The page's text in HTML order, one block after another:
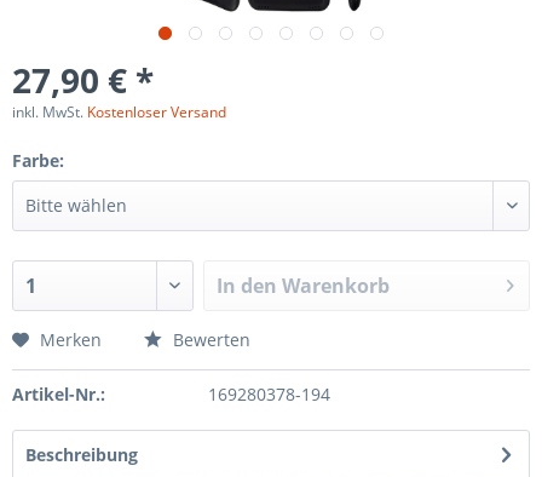
27,90 € *
inkl. MwSt. Kostenloser Versand
Farbe:
In den Warenkorb
Merken Bewerten
Artikel-Nr.: 169280378-194
Beschreibung